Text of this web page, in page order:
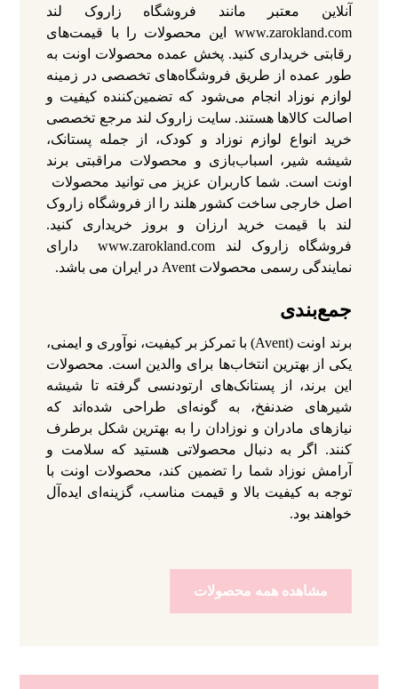
آنلاین معتبر مانند فروشگاه زاروک لند
www.zarokland.com این محصولات را با قیمت‌های
رقابتی خریداری کنید. پخش عمده محصولات اونت به
طور عمده از طریق فروشگاه‌های تخصصی در زمینه
لوازم نوزاد انجام می‌شود که تضمین‌کننده کیفیت و
اصالت کالاها هستند. سایت زاروک لند مرجع تخصصی
خرید انواع لوازم نوزاد و کودک، از جمله پستانک،
شیشه‌ شیر، اسباب‌بازی و محصولات مراقبتی برند
اونت است. شما کاربران عزیز می توانید محصولات
اصل خارجی ساخت کشور هلند را از فروشگاه زاروک
لند با قیمت خرید ارزان و بروز خریداری کنید.
فروشگاه زاروک لند www.zarokland.com دارای
نمایندگی رسمی محصولات Avent در ایران می باشد.
جمع‌بندی
برند اونت (Avent) با تمرکز بر کیفیت، نوآوری و ایمنی،
یکی از بهترین انتخاب‌ها برای والدین است. محصولات
این برند، از پستانک‌های ارتودنسی گرفته تا شیشه‌
شیرهای ضدنفخ، به گونه‌ای طراحی شده‌اند که
نیازهای مادران و نوزادان را به بهترین شکل برطرف
کنند. اگر به دنبال محصولاتی هستید که سلامت و
آرامش نوزاد شما را تضمین کند، محصولات اونت با
توجه به کیفیت بالا و قیمت مناسب، گزینه‌ای ایده‌آل
خواهند بود.
مشاهده همه محصولات